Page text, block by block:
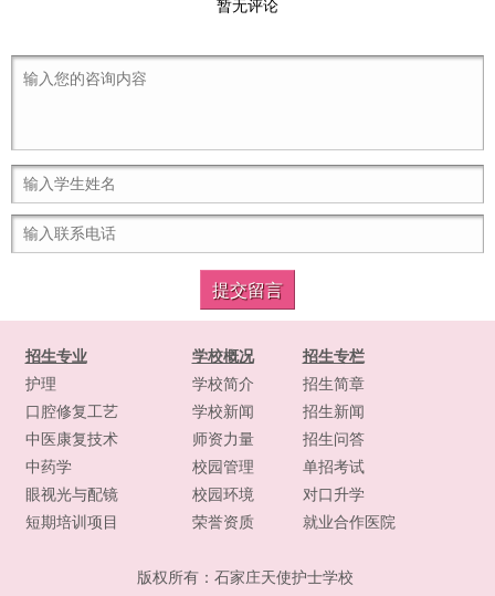
暂无评论
招生专业
护理
口腔修复工艺
中医康复技术
中药学
眼视光与配镜
短期培训项目
学校概况
学校简介
学校新闻
师资力量
校园管理
校园环境
荣誉资质
招生专栏
招生简章
招生新闻
招生问答
单招考试
对口升学
就业合作医院
版权所有： 石家庄天使护士学校